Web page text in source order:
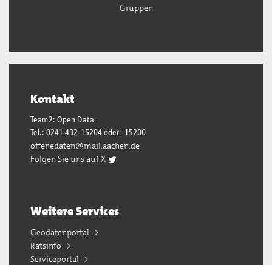
Gruppen
Kontakt
Team2: Open Data
Tel.: 0241 432-15204 oder -15200
offenedaten@mail.aachen.de
Folgen Sie uns auf X
Weitere Services
Geodatenportal
Ratsinfo
Serviceportal